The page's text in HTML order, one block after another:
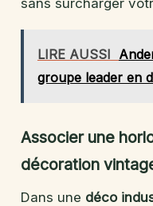
LIRE AUSSI
groupe leader en
Associer une
décoration
Dans une déco